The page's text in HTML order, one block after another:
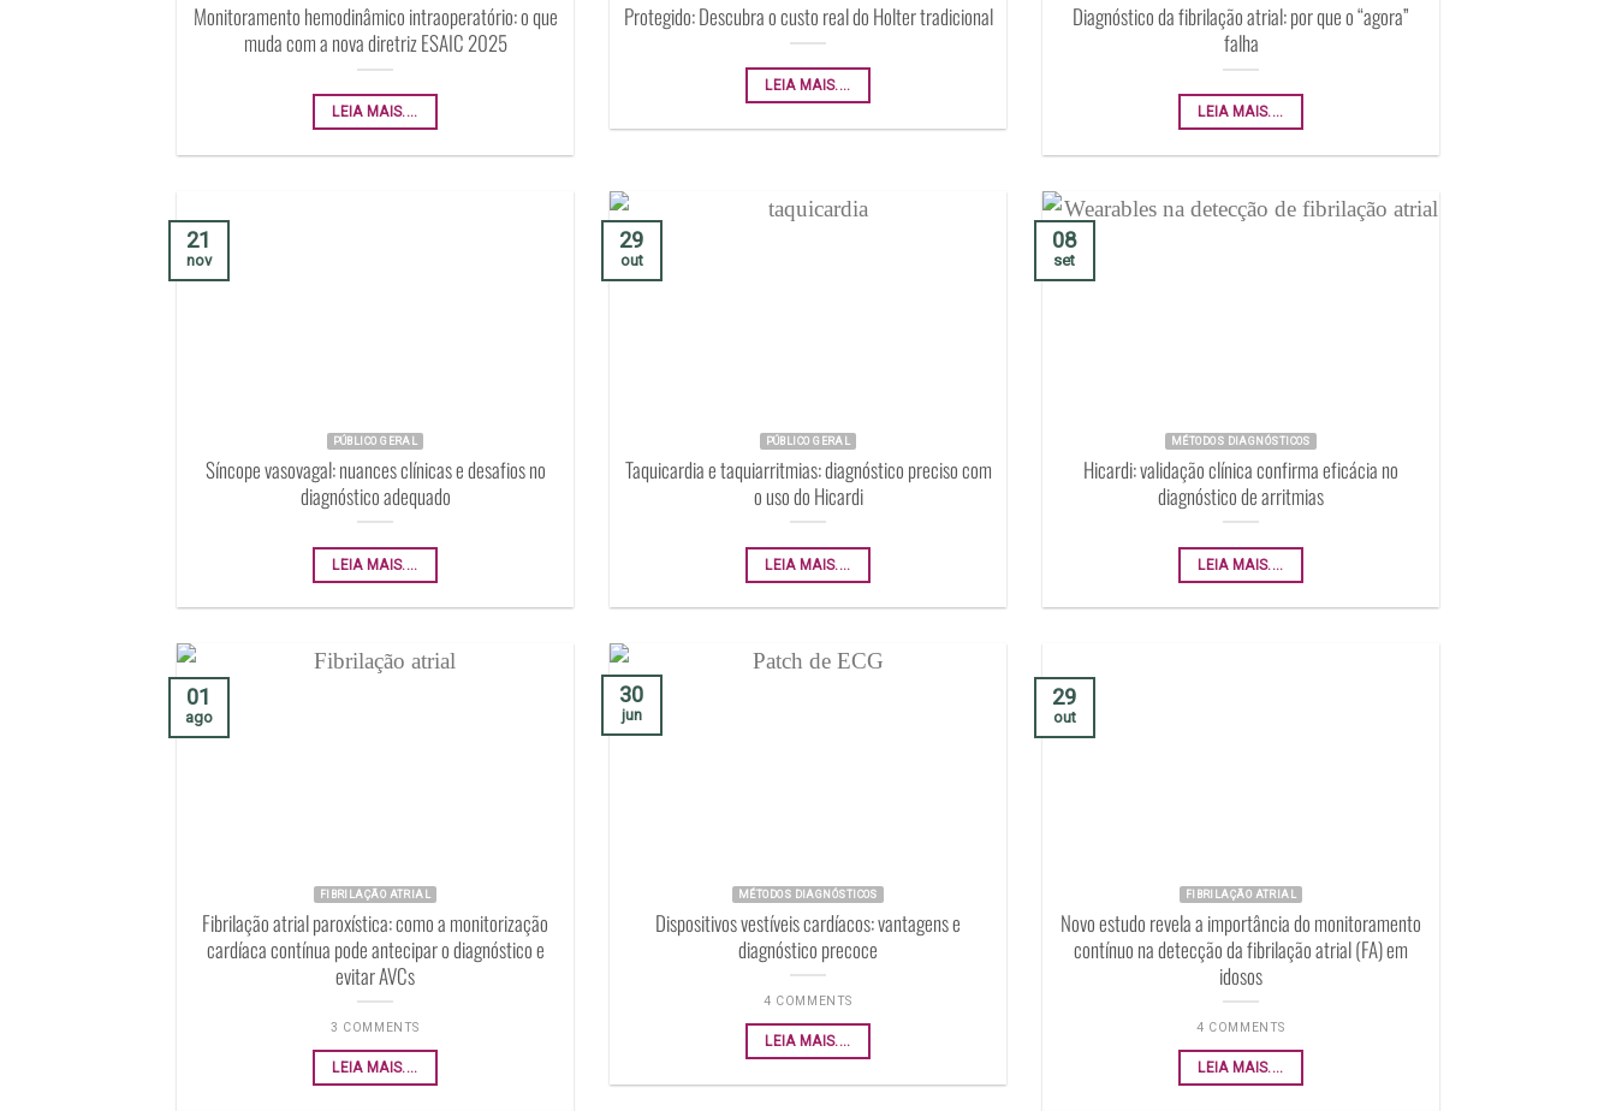
Monitoramento hemodinâmico intraoperatório: o que
muda com a nova diretriz ESAIC 2025
LEIA MAIS....
Protegido: Descubra o custo real do Holter tradicional
LEIA MAIS....
Diagnóstico da fibrilação atrial: por que o “agora”
falha
LEIA MAIS....
PÚBLICO GERAL
Síncope vasovagal: nuances clínicas e desafios no
diagnóstico adequado
LEIA MAIS....
21
nov
PÚBLICO GERAL
Taquicardia e taquiarritmias: diagnóstico preciso com
o uso do Hicardi
LEIA MAIS....
29
out
MÉTODOS DIAGNÓSTICOS
Hicardi: validação clínica confirma eficácia no
diagnóstico de arritmias
LEIA MAIS....
08
set
FIBRILAÇÃO ATRIAL
Fibrilação atrial paroxística: como a monitorização
cardíaca contínua pode antecipar o diagnóstico e
evitar AVCs
3 COMMENTS
LEIA MAIS....
01
ago
MÉTODOS DIAGNÓSTICOS
Dispositivos vestíveis cardíacos: vantagens e
diagnóstico precoce
4 COMMENTS
LEIA MAIS....
30
jun
FIBRILAÇÃO ATRIAL
Novo estudo revela a importância do monitoramento
contínuo na detecção da fibrilação atrial (FA) em
idosos
4 COMMENTS
LEIA MAIS....
29
out